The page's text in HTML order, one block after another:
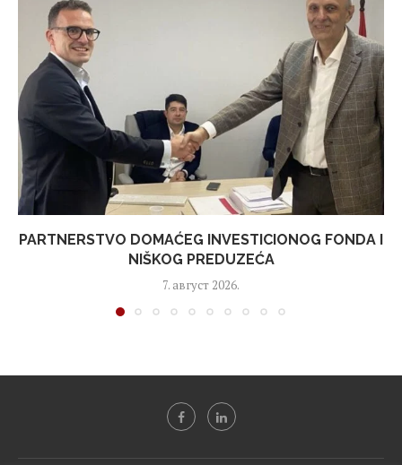
PARTNERSTVO DOMAĆEG INVESTICIONOG FONDA I
NIŠKOG PREDUZEĆA
7. август 2026.